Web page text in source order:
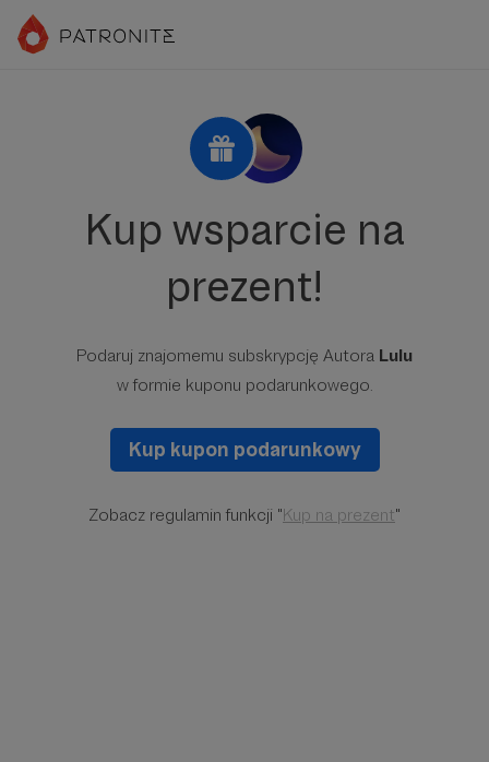
Kup wsparcie na
prezent!
Podaruj znajomemu subskrypcję Autora Lulu
w formie kuponu podarunkowego.
Kup kupon podarunkowy
Zobacz regulamin funkcji "Kup na prezent"